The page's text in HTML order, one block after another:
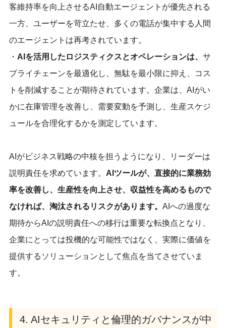
客維持率を向上させるAI自動エージェントが優先される
一方、ユーザーを苛立たせ、多くの電話が集中する人間
のエージェントは再考されています。
・ AIを活用したロジスティクスとオペレーションは、 サ
プライチェーンを最適化し、無駄を最小限に抑え、コス
トを削減することが期待されています。企業は、AIがい
かに在庫管理を改善し、需要変動を予測し、生産スケジ
ュールを合理化するかを測定しています。
AIがビジネス戦略の中核を担うようになり、リーダーは
説明責任を求めています。 AIツールが、直接的に業務効
率を改善し、生産性を向上させ、収益性を高めるもので
なければ、淘汰されるリスクがあります。 AIへの過度な
期待からAIの説明責任への移行は重要な転換点となり、
企業にとっては投機的な可能性ではなく、実際に価値を
提供するソリューションとして焦点を当てさせていま
す。
4. AIセキュリティと倫理的ガバナンスが中